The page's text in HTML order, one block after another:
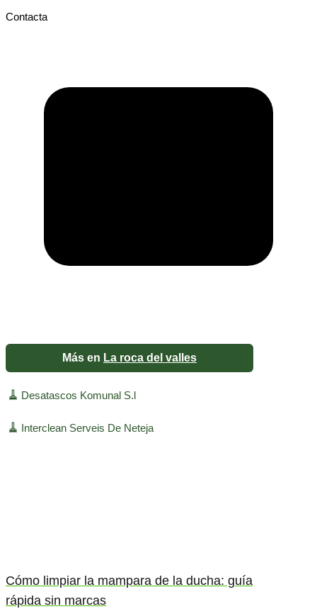
Contacta
Más en La roca del valles
🧹 Desatascos Komunal S.l
🧹 Interclean Serveis De Neteja
Cómo limpiar la mampara de la ducha: guía
rápida sin marcas